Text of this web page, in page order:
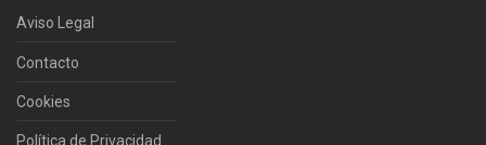
Aviso Legal
Contacto
Cookies
Política de Privacidad